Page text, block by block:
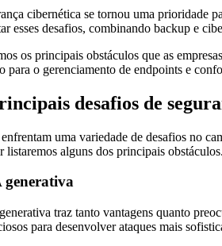
cibernética se tornou uma prioridade
esses desafios, combinando backup e
os principais obstáculos que as
para o gerenciamento de endpoints e
desafios de
uma variedade de desafios no
listaremos alguns dos principais obstáculos.
traz tanto vantagens quanto
para desenvolver ataques mais